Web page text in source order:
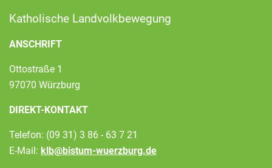
Katholische Landvolkbewegung
Ottostraße 1
Telefon: (09 31) 3 86 - 63 7 21